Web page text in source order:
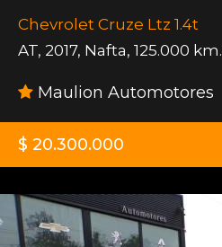
Chevrolet Cruze Ltz 1.4t
AT, 2017, Nafta, 125.000 km.
Maulion Automotores
$ 20.300.000